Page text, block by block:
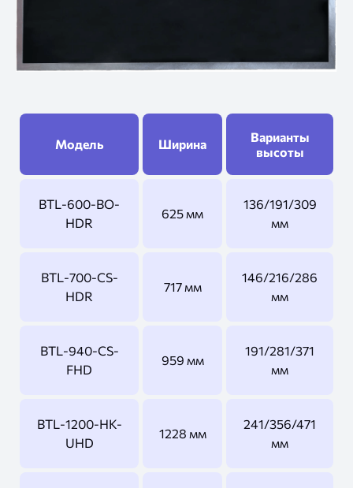
Модель Ширина
Варианты
высоты
BTL-600-BO-
HDR
625 мм
136/191/309
мм
BTL-700-CS-
HDR
717 мм
146/216/286
мм
BTL-940-CS-
FHD
959 мм
191/281/371
мм
BTL-1200-HK-
UHD
1228 мм
241/356/471
мм